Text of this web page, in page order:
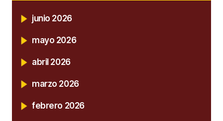
junio 2026
mayo 2026
abril 2026
marzo 2026
febrero 2026